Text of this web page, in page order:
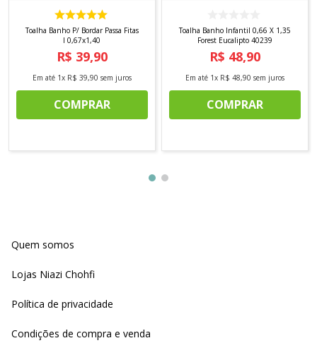
Toalha Banho P/ Bordar Passa Fitas
I 0,67x1,40
R$ 39,90
Em até 1x R$ 39,90 sem juros
COMPRAR
Toalha Banho Infantil 0,66 X 1,35
Forest Eucalipto 40239
R$ 48,90
Em até 1x R$ 48,90 sem juros
COMPRAR
Quem somos
Lojas Niazi Chohfi
Política de privacidade
Condições de compra e venda